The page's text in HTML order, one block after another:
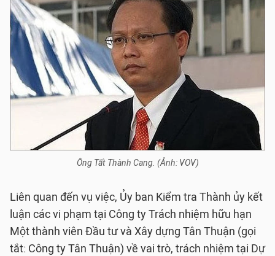
Ông Tất Thành Cang. (Ảnh: VOV)
Liên quan đến vụ việc, Ủy ban Kiểm tra Thành ủy kết
luận các vi phạm tại Công ty Trách nhiệm hữu hạn
Một thành viên Đầu tư và Xây dựng Tân Thuận (gọi
tắt: Công ty Tân Thuận) về vai trò, trách nhiệm tại Dự